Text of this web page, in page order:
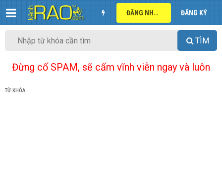
ĐĂNG NHẬP ĐĂNG KÝ
TÌM
Đừng cố SPAM, sẽ cấm vĩnh viễn ngay và luôn
TỪ KHÓA